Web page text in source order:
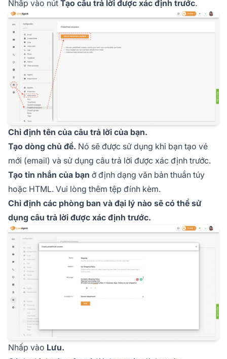
Nhấp vào nút Tạo câu trả lời được xác định trước.
Chỉ định tên của câu trả lời của bạn.
Tạo dòng chủ đề. Nó sẽ được sử dụng khi bạn tạo vé
mới (email) và sử dụng câu trả lời được xác định trước.
Tạo tin nhắn của bạn ở định dạng văn bản thuần túy
hoặc HTML. Vui lòng thêm tệp đính kèm.
Chỉ định các phòng ban và đại lý nào sẽ có thể sử
dụng câu trả lời được xác định trước.
Nhấp vào Lưu.